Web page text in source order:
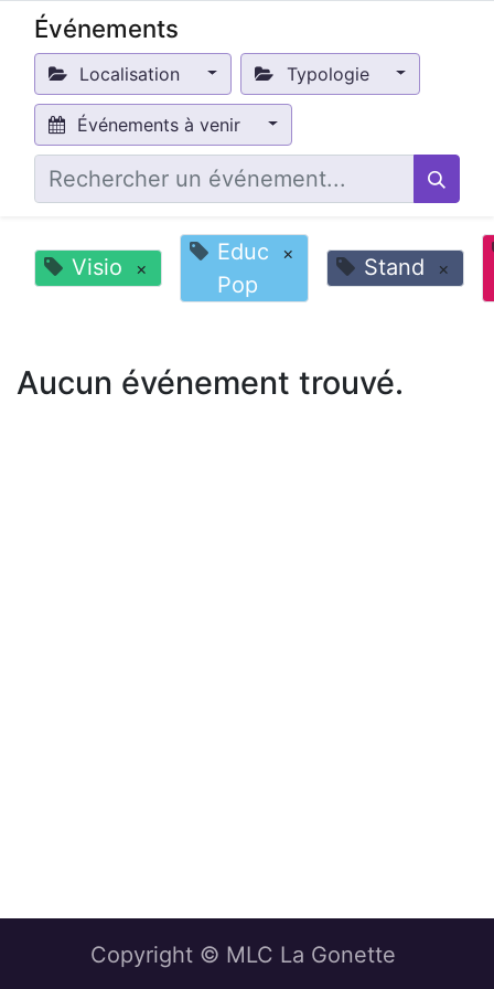
Événements
Localisation Typologie
Événements à venir
Visio ×
Educ
Pop
×
Stand ×
Aucun événement trouvé.
Copyright © MLC La Gonette